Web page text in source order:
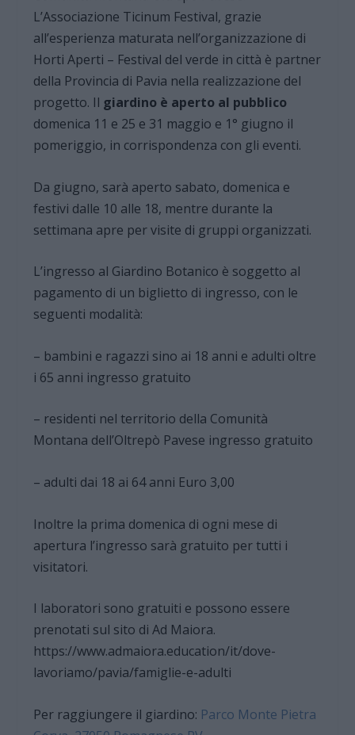
L’Associazione Ticinum Festival, grazie
all’esperienza maturata nell’organizzazione di
Horti Aperti – Festival del verde in città è partner
della Provincia di Pavia nella realizzazione del
progetto. Il giardino è aperto al pubblico
domenica 11 e 25 e 31 maggio e 1° giugno il
pomeriggio, in corrispondenza con gli eventi.
Da giugno, sarà aperto sabato, domenica e
festivi dalle 10 alle 18, mentre durante la
settimana apre per visite di gruppi organizzati.
L’ingresso al Giardino Botanico è soggetto al
pagamento di un biglietto di ingresso, con le
seguenti modalità:
– bambini e ragazzi sino ai 18 anni e adulti oltre
i 65 anni ingresso gratuito
– residenti nel territorio della Comunità
Montana dell’Oltrepò Pavese ingresso gratuito
– adulti dai 18 ai 64 anni Euro 3,00
Inoltre la prima domenica di ogni mese di
apertura l’ingresso sarà gratuito per tutti i
visitatori.
I laboratori sono gratuiti e possono essere
prenotati sul sito di Ad Maiora.
https://www.admaiora.education/it/dove-
lavoriamo/pavia/famiglie-e-adulti
Per raggiungere il giardino: Parco Monte Pietra